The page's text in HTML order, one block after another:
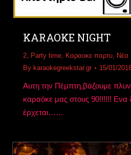
KARAOKE NIGHT
2 Party time Καραοκε παρτυ Νέα
By karaokegreekstar.gr 15/01/
Αυτη την Πέμπτη,βάζουμε
καραόκε μας στους 90!!!!!! Ενα
έρχεται……